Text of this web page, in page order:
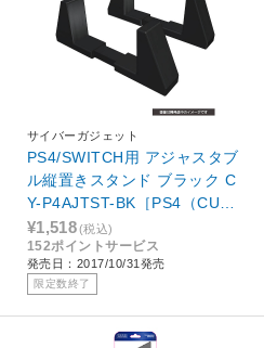
サイバーガジェット
PS4/SWITCH用 アジャスタブ
ル縦置きスタンド ブラック C
Y-P4AJTST-BK［PS4（CUH-
2000/CUH-2100/CUH-7000/C
UH-7100）/Switch］
¥1,518(税込)
152ポイントサービス
発売日：2017/10/31発売
限定数終了